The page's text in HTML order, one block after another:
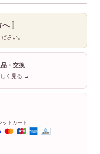
〛
さい。
・交換
く見る →
ットカード